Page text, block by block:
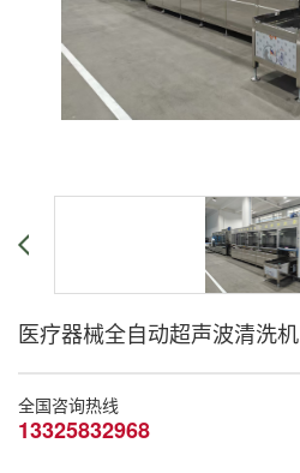
医疗器械全自动超声波清洗机
全国咨询热线
13325832968